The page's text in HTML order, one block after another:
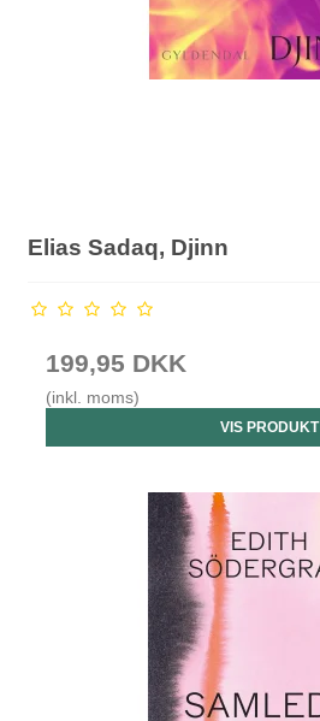
Elias Sadaq, Djinn
199,95 DKK
(inkl. moms)
VIS PRODUKT